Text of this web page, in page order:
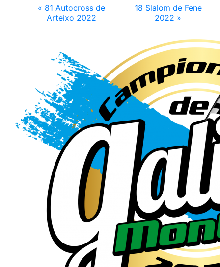
« 81 Autocross de
Arteixo 2022
18 Slalom de Fene
2022 »